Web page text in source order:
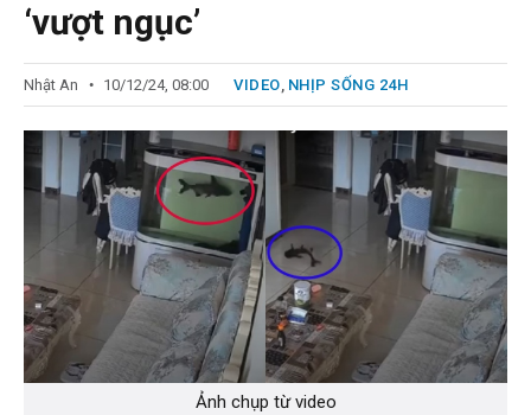
‘vượt ngục’
Nhật An 10/12/24, 08:00 VIDEO, NHỊP SỐNG 24H
Ảnh chụp từ video